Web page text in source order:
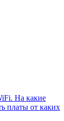
На какие
платы от каких